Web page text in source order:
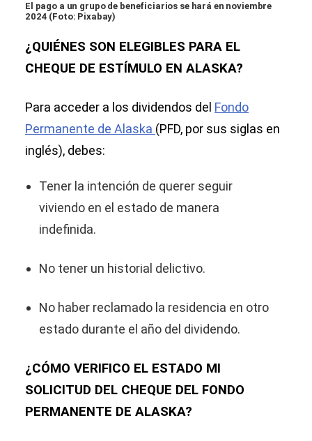
El pago a un grupo de beneficiarios se hará en noviembre
2024 (Foto: Pixabay)
¿QUIÉNES SON ELEGIBLES PARA EL
CHEQUE DE ESTÍMULO EN ALASKA?
Para acceder a los dividendos del Fondo
Permanente de Alaska (PFD, por sus siglas en
inglés), debes:
Tener la intención de querer seguir
viviendo en el estado de manera
indefinida.
No tener un historial delictivo.
No haber reclamado la residencia en otro
estado durante el año del dividendo.
¿CÓMO VERIFICO EL ESTADO MI
SOLICITUD DEL CHEQUE DEL FONDO
PERMANENTE DE ALASKA?